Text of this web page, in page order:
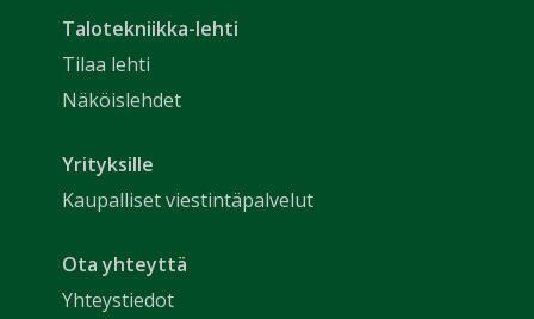
Talotekniikka-lehti
Tilaa lehti
Näköislehdet
Yrityksille
Kaupalliset viestintäpalvelut
Ota yhteyttä
Yhteystiedot